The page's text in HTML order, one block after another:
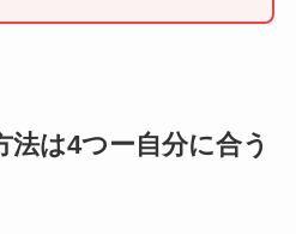
は4つー自分に合う